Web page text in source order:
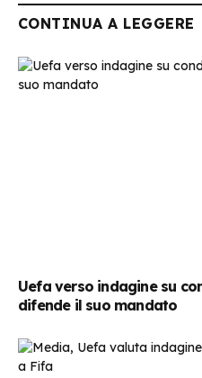
CONTINUA A LEGGERE
Uefa verso indagine su
difende il suo mandato